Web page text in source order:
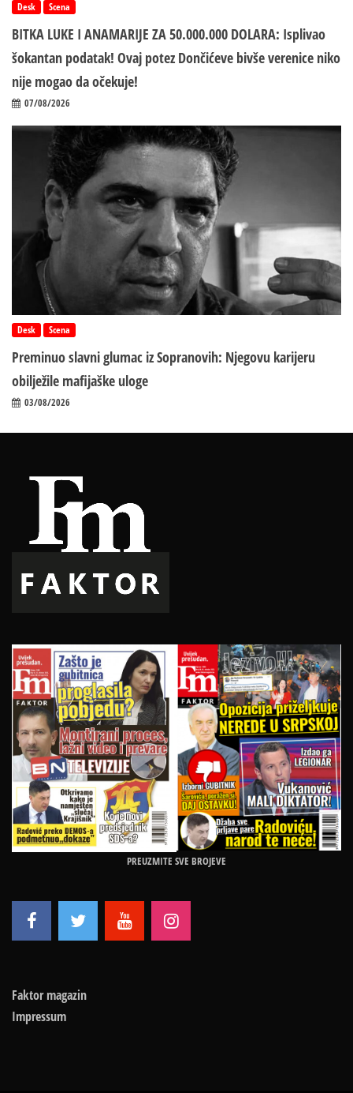
Desk Scena
BITKA LUKE I ANAMARIJE ZA 50.000.000 DOLARA: Isplivao
šokantan podatak! Ovaj potez Dončićeve bivše verenice niko
nije mogao da očekuje!
07/08/2026
Desk Scena
Preminuo slavni glumac iz Sopranovih: Njegovu karijeru
obilježile mafijaške uloge
03/08/2026
PREUZMITE SVE BROJEVE
Faktor magazin
Impressum